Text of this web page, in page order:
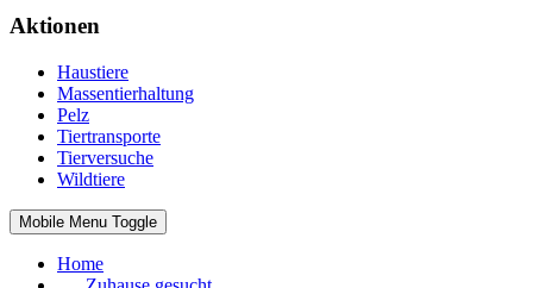
Aktionen
Haustiere
Massentierhaltung
Pelz
Tiertransporte
Tierversuche
Wildtiere
Mobile Menu Toggle
Home